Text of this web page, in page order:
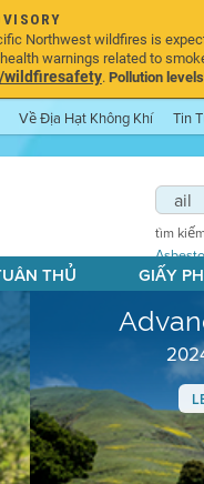
Northwest wildfires is
warnings related to
wildfiresafety.Pollution
Về Địa Hạt Không Khí Tin
tìm
THỦ GIẤY